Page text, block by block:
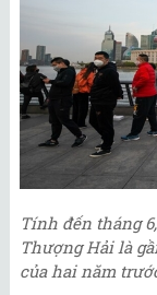
Tính đến tháng
Thượng Hải là
của hai năm